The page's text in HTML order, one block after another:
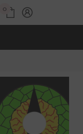
0
0